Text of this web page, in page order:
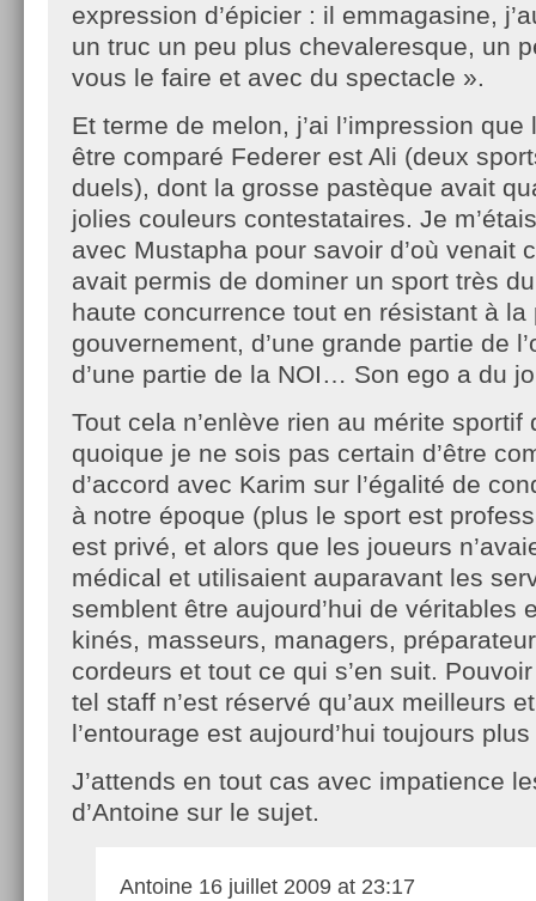
expression d’épicier : il emmagasine,
un truc un peu plus chevaleresque, un
vous le faire et avec du spectacle ».
Et terme de melon, j’ai l’impression
être comparé Federer est Ali (deux
duels), dont la grosse pastèque avait
jolies couleurs contestataires. Je
avec Mustapha pour savoir d’où venait
avait permis de dominer un sport très
haute concurrence tout en résistant à
gouvernement, d’une grande partie de
d’une partie de la NOI… Son ego a du
Tout cela n’enlève rien au mérite sportif
quoique je ne sois pas certain d’être
d’accord avec Karim sur l’égalité de
à notre époque (plus le sport est
est privé, et alors que les joueurs
médical et utilisaient auparavant les
semblent être aujourd’hui de véritables
kinés, masseurs, managers,
cordeurs et tout ce qui s’en suit.
tel staff n’est réservé qu’aux meilleurs
l’entourage est aujourd’hui toujours
J’attends en tout cas avec impatience
d’Antoine sur le sujet.
Antoine 16 juillet 2009 at 23:17